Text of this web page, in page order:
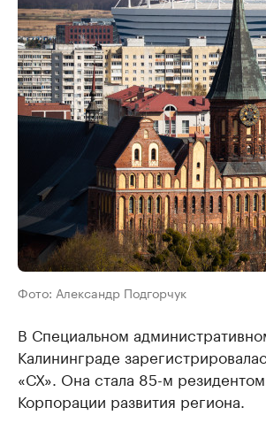
Фото: Александр Подгорчук
В Специальном
Калининграде
«СХ». Она стала 85-м
Корпорации развития региона.